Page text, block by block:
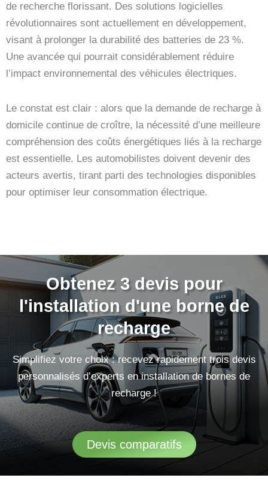
de recherche florissant. Des solutions logicielles
révolutionnaires sont actuellement en développement,
visant à prolonger la durabilité des batteries de 23 %.
Une avancée qui pourrait considérablement réduire
l’impact environnemental des véhicules électriques.
Le constat est clair : alors que la demande de recharge à
domicile continue de croître, la nécessité d’une meilleure
compréhension des coûts énergétiques liés à la recharge
est essentielle. Les automobilistes doivent devenir des
acteurs avertis, tirant parti des technologies disponibles
pour optimiser leur consommation électrique.
Obtenez 3 devis pour
l'installation d'une borne de
recharge
Simplifiez votre choix : recevez rapidement trois devis
personnalisés d’experts en installation de bornes de
recharge !
Devis comparatifs